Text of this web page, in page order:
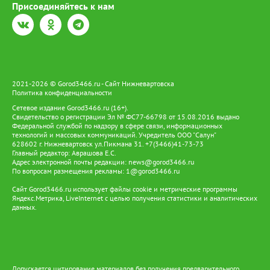
Присоединяйтесь к нам
2021-2026 © Gorod3466.ru - Сайт Нижневартовска
Политика конфиденциальности
Сетевое издание Gorod3466.ru (16+).
Свидетельство о регистрации Эл № ФС77-66798 от 15.08.2016 выдано
Федеральной службой по надзору в сфере связи, информационных
технологий и массовых коммуникаций. Учредитель ООО "Салун"
628602 г. Нижневартовск ул.Пикмана 31. +7(3466)41-73-73
Главный редактор: Аврашова Е.С.
Адрес электронной почты редакции: news@gorod3466.ru
По вопросам размещения рекламы: 1@gorod3466.ru
Сайт Gorod3466.ru использует файлы cookie и метрические программы
Яндекс.Метрика, LiveInternet с целью получения статистики и аналитических
данных.